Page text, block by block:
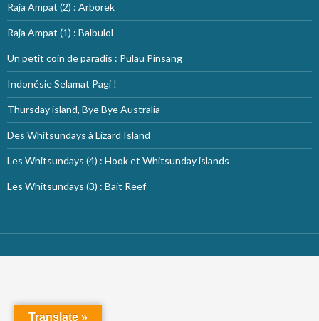
Raja Ampat (2) : Arborek
Raja Ampat (1) : Balbulol
Un petit coin de paradis : Pulau Pinsang
Indonésie Selamat Pagi !
Thursday island, Bye Bye Australia
Des Whitsundays à Lizard Island
Les Whitsundays (4) : Hook et Whitsunday islands
Les Whitsundays (3) : Bait Reef
Translate »